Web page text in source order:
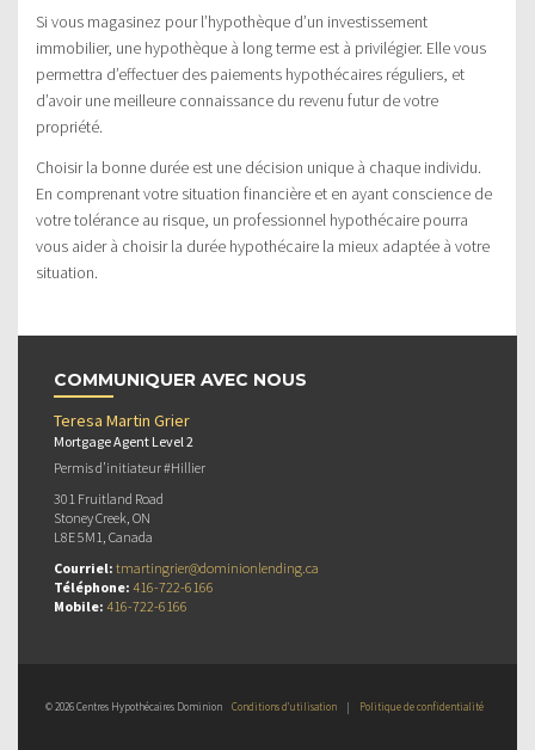
Si vous magasinez pour l’hypothèque d’un investissement
immobilier, une hypothèque à long terme est à privilégier. Elle vous
permettra d’effectuer des paiements hypothécaires réguliers, et
d’avoir une meilleure connaissance du revenu futur de votre
propriété.
Choisir la bonne durée est une décision unique à chaque individu.
En comprenant votre situation financière et en ayant conscience de
votre tolérance au risque, un professionnel hypothécaire pourra
vous aider à choisir la durée hypothécaire la mieux adaptée à votre
situation.
COMMUNIQUER AVEC NOUS
Teresa Martin Grier
Mortgage Agent Level 2
Permis d’initiateur #Hillier
301 Fruitland Road
Stoney Creek, ON
L8E 5M1, Canada
Courriel: tmartingrier@dominionlending.ca
Téléphone: 416-722-6166
Mobile: 416-722-6166
© 2026 Centres Hypothécaires Dominion Conditions d’utilisation | Politique de confidentialité